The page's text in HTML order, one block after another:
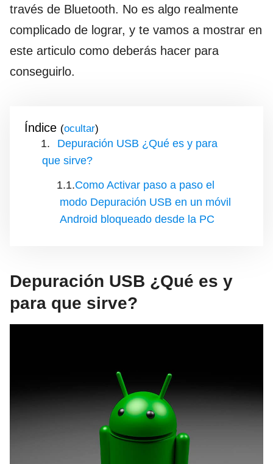
través de Bluetooth. No es algo realmente
complicado de lograr, y te vamos a mostrar en
este articulo como deberás hacer para
conseguirlo.
Índice ( )
Depuración USB ¿Qué es y para
que sirve?
Como Activar paso a paso el
modo Depuración USB en un móvil
Android bloqueado desde la PC
Depuración USB ¿Qué es y
para que sirve?